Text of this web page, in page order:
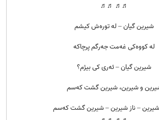
♬♬ ♬♬
شیرین گیان – له توره‌ش کیشم
له کووه‌کی غه‌مت جه‌رگم پرچاکه
شیرین گیان – ئه‌ری کی بیژم؟
و شیرین، شیرین گشت که‌سم
شیرین – ناز شیرین – شیرین گشت که‌سم